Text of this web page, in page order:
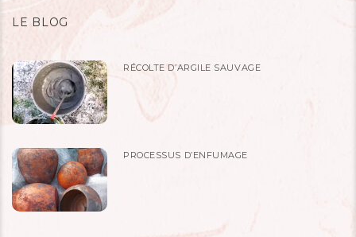
LE BLOG
RÉCOLTE D’ARGILE SAUVAGE
PROCESSUS D’ENFUMAGE